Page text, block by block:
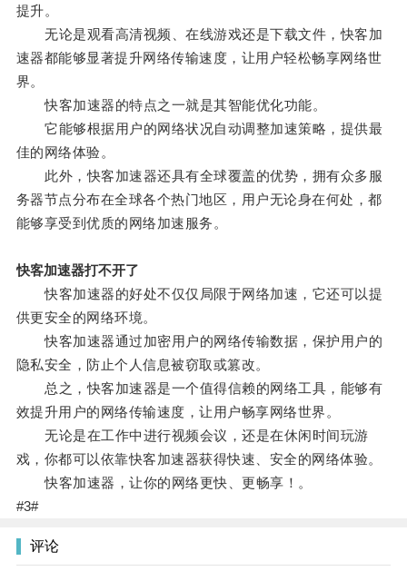
提升。
无论是观看高清视频、在线游戏还是下载文件，快客加
速器都能够显著提升网络传输速度，让用户轻松畅享网络世
界。
快客加速器的特点之一就是其智能优化功能。
它能够根据用户的网络状况自动调整加速策略，提供最
佳的网络体验。
此外，快客加速器还具有全球覆盖的优势，拥有众多服
务器节点分布在全球各个热门地区，用户无论身在何处，都
能够享受到优质的网络加速服务。
快客加速器打不开了
快客加速器的好处不仅仅局限于网络加速，它还可以提
供更安全的网络环境。
快客加速器通过加密用户的网络传输数据，保护用户的
隐私安全，防止个人信息被窃取或篡改。
总之，快客加速器是一个值得信赖的网络工具，能够有
效提升用户的网络传输速度，让用户畅享网络世界。
无论是在工作中进行视频会议，还是在休闲时间玩游
戏，你都可以依靠快客加速器获得快速、安全的网络体验。
快客加速器，让你的网络更快、更畅享！。
#3#
评论